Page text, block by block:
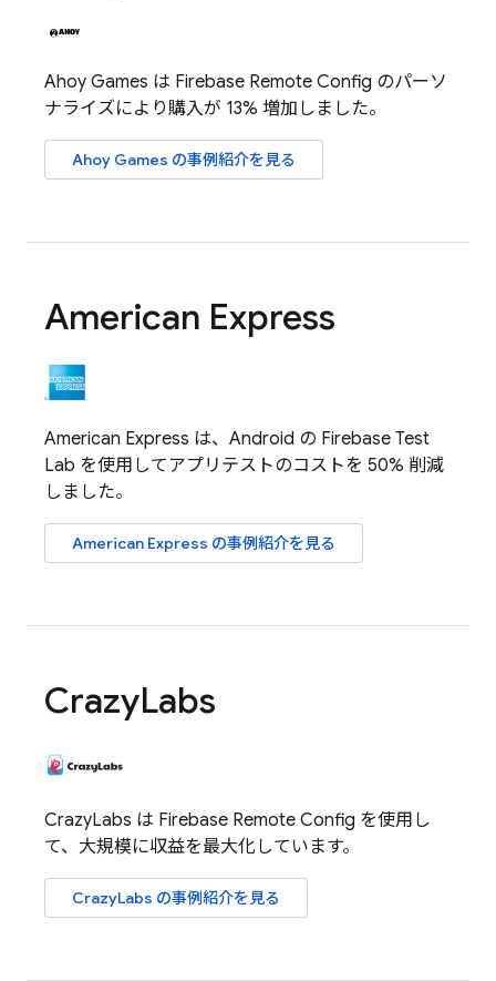
Ahoy Games は Firebase Remote Config のパーソ
ナライズにより購入が 13% 増加しました。
Ahoy Games の事例紹介を見る
American Express
American Express は、Android の Firebase Test
Lab を使用してアプリテストのコストを 50% 削減
しました。
American Express の事例紹介を見る
CrazyLabs
CrazyLabs は Firebase Remote Config を使用し
て、大規模に収益を最大化しています。
CrazyLabs の事例紹介を見る